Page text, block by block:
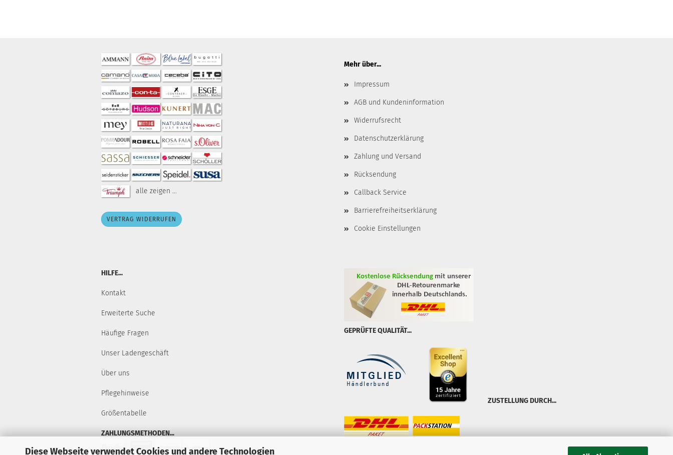
Diese Webseite verwendet Cookies und andere Technologien
alle zeigen ...
VERTRAG WIDERRUFEN
Mehr über...
Impressum
AGB und Kundeninformation
Widerrufsrecht
Datenschutzerklärung
Zahlung und Versand
Rücksendung
Callback Service
Barrierefreiheitserklärung
Cookie Einstellungen
HILFE...
Kontakt
Erweiterte Suche
Häufige Fragen
Unser Ladengeschäft
Über uns
Pflegehinweise
Größentabelle
ZAHLUNGSMETHODEN...
GEPRÜFTE QUALITÄT...
ZUSTELLUNG DURCH...